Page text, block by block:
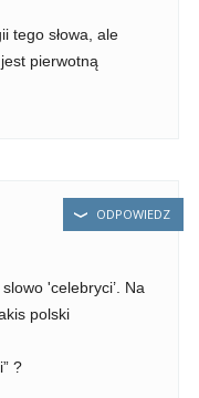
tego słowa, ale
pierwotną
'celebryci’. Na
polski
?
ODPOWIEDZ